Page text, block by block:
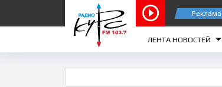
Реклама
ЛЕНТА НОВОСТЕЙ
Курск 103.7 FM